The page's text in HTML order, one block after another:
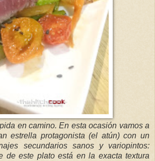
en camino. En esta ocasión vamos a
estrella protagonista (el atún) con un
secundarios sanos y variopintos:
de este plato está en la exacta textura